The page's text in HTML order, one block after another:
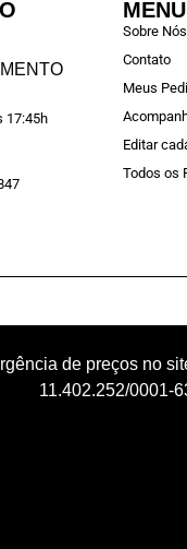
17:45h
MENU
Sobre Nós
Contato
Meus
Editar
Todos os
de preços no
11.402.252/0001-